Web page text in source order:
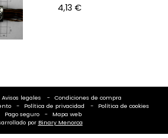
4,13 €
Avisos legales
Condiciones de compra
Política de privacidad
Política de cookies
Pago seguro
Mapa web
por Binary Menorca